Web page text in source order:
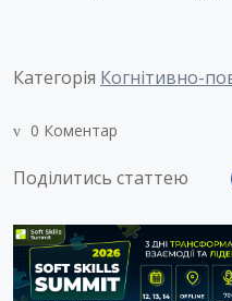
Категорія Когнітивно-
0 Коментар
Поділитись статтею